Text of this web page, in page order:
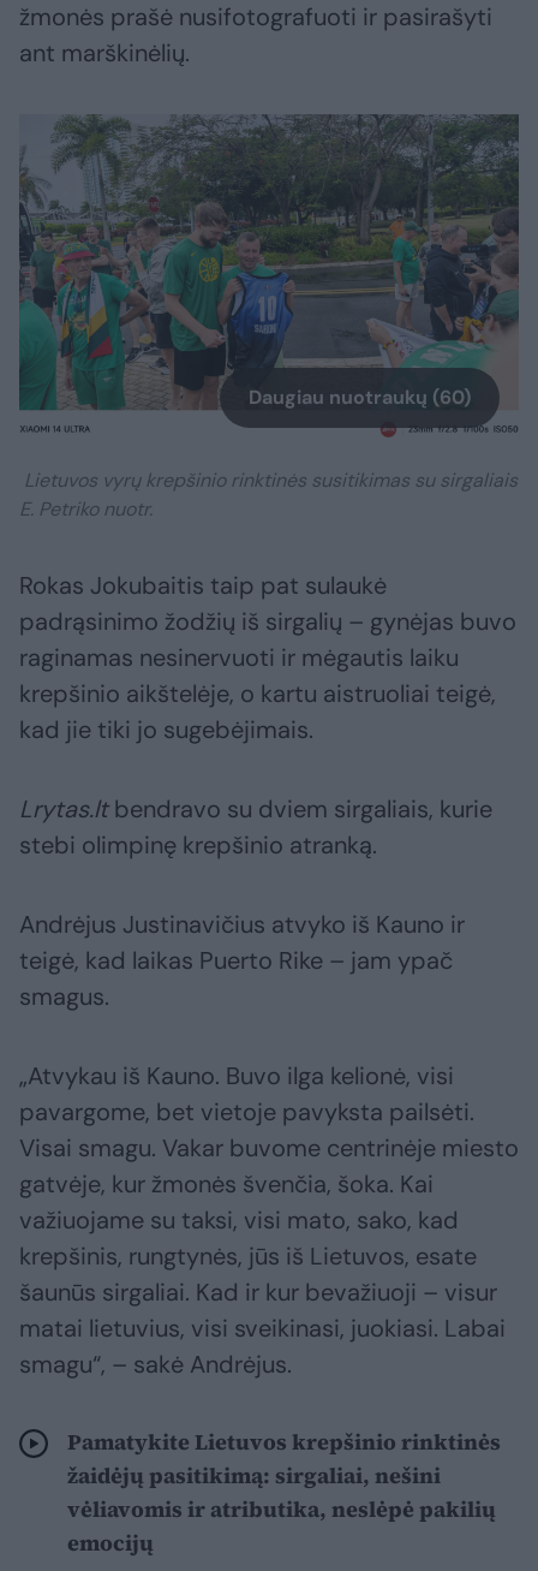
žmonės prašė nusifotografuoti ir pasirašyti
ant marškinėlių.
Daugiau nuotraukų (60)
Lietuvos vyrų krepšinio rinktinės susitikimas su sirgaliais
E. Petriko nuotr.
Rokas Jokubaitis taip pat sulaukė
padrąsinimo žodžių iš sirgalių – gynėjas buvo
raginamas nesinervuoti ir mėgautis laiku
krepšinio aikštelėje, o kartu aistruoliai teigė,
kad jie tiki jo sugebėjimais.
Lrytas.ltbendravo su dviem sirgaliais, kurie
stebi olimpinę krepšinio atranką.
Andrėjus Justinavičius atvyko iš Kauno ir
teigė, kad laikas Puerto Rike – jam ypač
smagus.
„Atvykau iš Kauno. Buvo ilga kelionė, visi
pavargome, bet vietoje pavyksta pailsėti.
Visai smagu. Vakar buvome centrinėje miesto
gatvėje, kur žmonės švenčia, šoka. Kai
važiuojame su taksi, visi mato, sako, kad
krepšinis, rungtynės, jūs iš Lietuvos, esate
šaunūs sirgaliai. Kad ir kur bevažiuoji – visur
matai lietuvius, visi sveikinasi, juokiasi. Labai
smagu“, – sakė Andrėjus.
Pamatykite Lietuvos krepšinio rinktinės
žaidėjų pasitikimą: sirgaliai, nešini
vėliavomis ir atributika, neslėpė pakilių
emocijų